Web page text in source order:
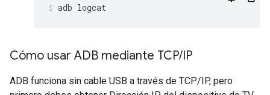
adb logcat
Cómo usar ADB mediante TCP/IP
ADB funciona sin cable USB a través de TCP/IP, pero